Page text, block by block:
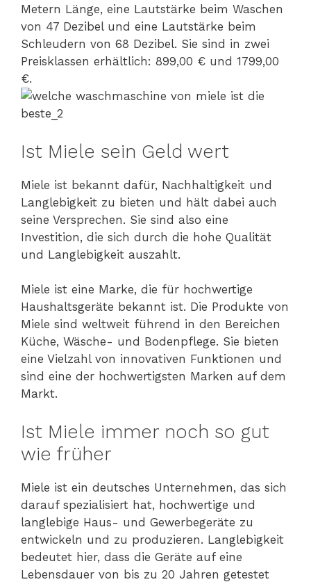
Metern Länge, eine Lautstärke beim Waschen
von 47 Dezibel und eine Lautstärke beim
Schleudern von 68 Dezibel. Sie sind in zwei
Preisklassen erhältlich: 899,00 € und 1799,00
€.
Ist Miele sein Geld wert
Miele ist bekannt dafür, Nachhaltigkeit und
Langlebigkeit zu bieten und hält dabei auch
seine Versprechen. Sie sind also eine
Investition, die sich durch die hohe Qualität
und Langlebigkeit auszahlt.
Miele ist eine Marke, die für hochwertige
Haushaltsgeräte bekannt ist. Die Produkte von
Miele sind weltweit führend in den Bereichen
Küche, Wäsche- und Bodenpflege. Sie bieten
eine Vielzahl von innovativen Funktionen und
sind eine der hochwertigsten Marken auf dem
Markt.
Ist Miele immer noch so gut
wie früher
Miele ist ein deutsches Unternehmen, das sich
darauf spezialisiert hat, hochwertige und
langlebige Haus- und Gewerbegeräte zu
entwickeln und zu produzieren. Langlebigkeit
bedeutet hier, dass die Geräte auf eine
Lebensdauer von bis zu 20 Jahren getestet